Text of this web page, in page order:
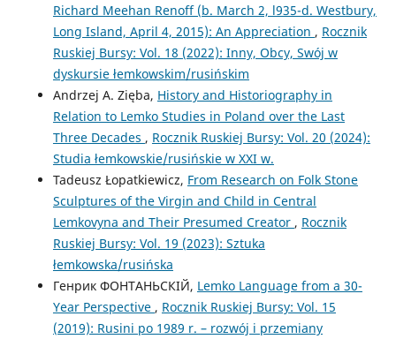
Richard Meehan Renoff (b. March 2, l935-d. Westbury,
Long Island, April 4, 2015): An Appreciation , Rocznik
Ruskiej Bursy: Vol. 18 (2022): Inny, Obcy, Swój w
dyskursie łemkowskim/rusińskim
Andrzej A. Zięba, History and Historiography in
Relation to Lemko Studies in Poland over the Last
Three Decades , Rocznik Ruskiej Bursy: Vol. 20 (2024):
Studia łemkowskie/rusińskie w XXI w.
Tadeusz Łopatkiewicz, From Research on Folk Stone
Sculptures of the Virgin and Child in Central
Lemkovyna and Their Presumed Creator , Rocznik
Ruskiej Bursy: Vol. 19 (2023): Sztuka
łemkowska/rusińska
Генрик ФОНТАНЬСКІЙ, Lemko Language from a 30-
Year Perspective , Rocznik Ruskiej Bursy: Vol. 15
(2019): Rusini po 1989 r. – rozwój i przemiany